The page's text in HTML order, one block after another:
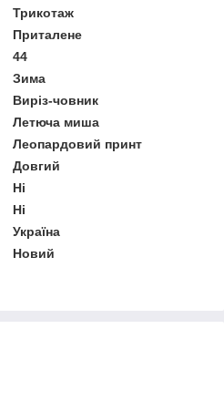
Трикотаж
Приталене
44
Зима
Виріз-човник
Летюча миша
Леопардовий принт
Довгий
Ні
Ні
Україна
Новий